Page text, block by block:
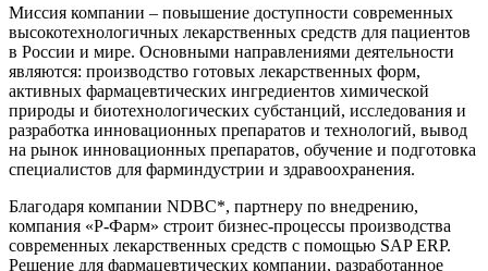
Миссия компании – повышение доступности современных
высокотехнологичных лекарственных средств для пациентов
в России и мире. Основными направлениями деятельности
являются: производство готовых лекарственных форм,
активных фармацевтических ингредиентов химической
природы и биотехнологических субстанций, исследования и
разработка инновационных препаратов и технологий, вывод
на рынок инновационных препаратов, обучение и подготовка
специалистов для фарминдустрии и здравоохранения.
Благодаря компании NDBC*, партнеру по внедрению,
компания «Р-Фарм» строит бизнес-процессы производства
современных лекарственных средств с помощью SAP ERP.
Решение для фармацевтических компании, разработанное